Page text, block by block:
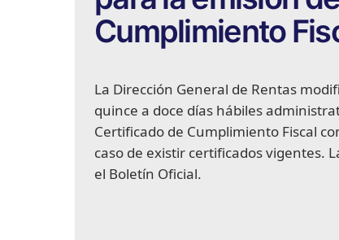
Cumplimiento
La Dirección General de Rentas
quince a doce días hábiles
Certificado de Cumplimiento Fiscal
caso de existir certificados vigentes.
el Boletín Oficial.